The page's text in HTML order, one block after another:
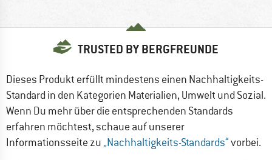
TRUSTED BY BERGFREUNDE
Dieses Produkt erfüllt mindestens einen Nachhaltigkeits-
Standard in den Kategorien Materialien, Umwelt und Sozial.
Wenn Du mehr über die entsprechenden Standards
erfahren möchtest, schaue auf unserer
Informationsseite zu„Nachhaltigkeits-Standards“vorbei.